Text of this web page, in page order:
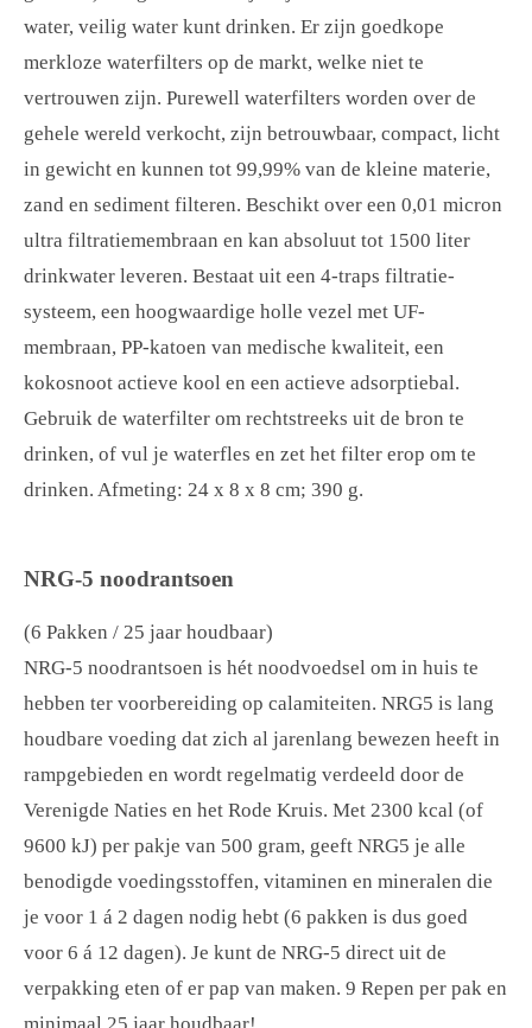
water, veilig water kunt drinken. Er zijn goedkope
merkloze waterfilters op de markt, welke niet te
vertrouwen zijn. Purewell waterfilters worden over de
gehele wereld verkocht, zijn betrouwbaar, compact, licht
in gewicht en kunnen tot 99,99% van de kleine materie,
zand en sediment filteren. Beschikt over een 0,01 micron
ultra filtratiemembraan en kan absoluut tot 1500 liter
drinkwater leveren. Bestaat uit een 4-traps filtratie-
systeem, een hoogwaardige holle vezel met UF-
membraan, PP-katoen van medische kwaliteit, een
kokosnoot actieve kool en een actieve adsorptiebal.
Gebruik de waterfilter om rechtstreeks uit de bron te
drinken, of vul je waterfles en zet het filter erop om te
drinken. Afmeting: 24 x 8 x 8 cm; 390 g.
NRG-5 noodrantsoen
(6 Pakken / 25 jaar houdbaar)
NRG-5 noodrantsoen is hét noodvoedsel om in huis te
hebben ter voorbereiding op calamiteiten. NRG5 is lang
houdbare voeding dat zich al jarenlang bewezen heeft in
rampgebieden en wordt regelmatig verdeeld door de
Verenigde Naties en het Rode Kruis. Met 2300 kcal (of
9600 kJ) per pakje van 500 gram, geeft NRG5 je alle
benodigde voedingsstoffen, vitaminen en mineralen die
je voor 1 á 2 dagen nodig hebt (6 pakken is dus goed
voor 6 á 12 dagen). Je kunt de NRG-5 direct uit de
verpakking eten of er pap van maken. 9 Repen per pak en